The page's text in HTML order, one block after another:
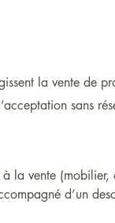
la vente de
sans
à la vente
d’un